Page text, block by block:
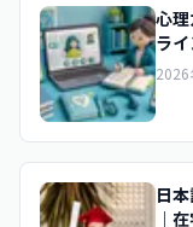
心
ラ
2026
日
｜